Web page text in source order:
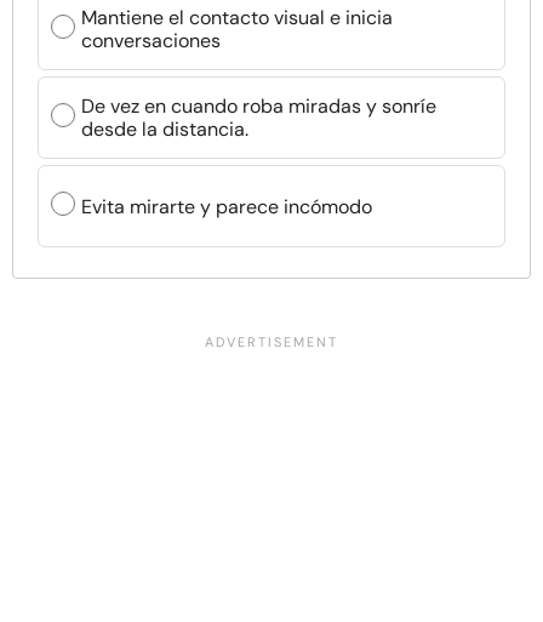
Mantiene el contacto visual e inicia
conversaciones
De vez en cuando roba miradas y sonríe
desde la distancia.
Evita mirarte y parece incómodo